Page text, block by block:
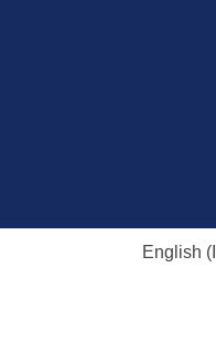
English (